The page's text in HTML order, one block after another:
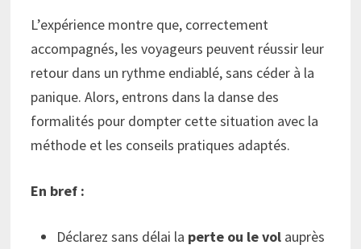
L’expérience montre que, correctement
accompagnés, les voyageurs peuvent réussir leur
retour dans un rythme endiablé, sans céder à la
panique. Alors, entrons dans la danse des
formalités pour dompter cette situation avec la
méthode et les conseils pratiques adaptés.
En bref :
Déclarez sans délai la perte ou le vol auprès